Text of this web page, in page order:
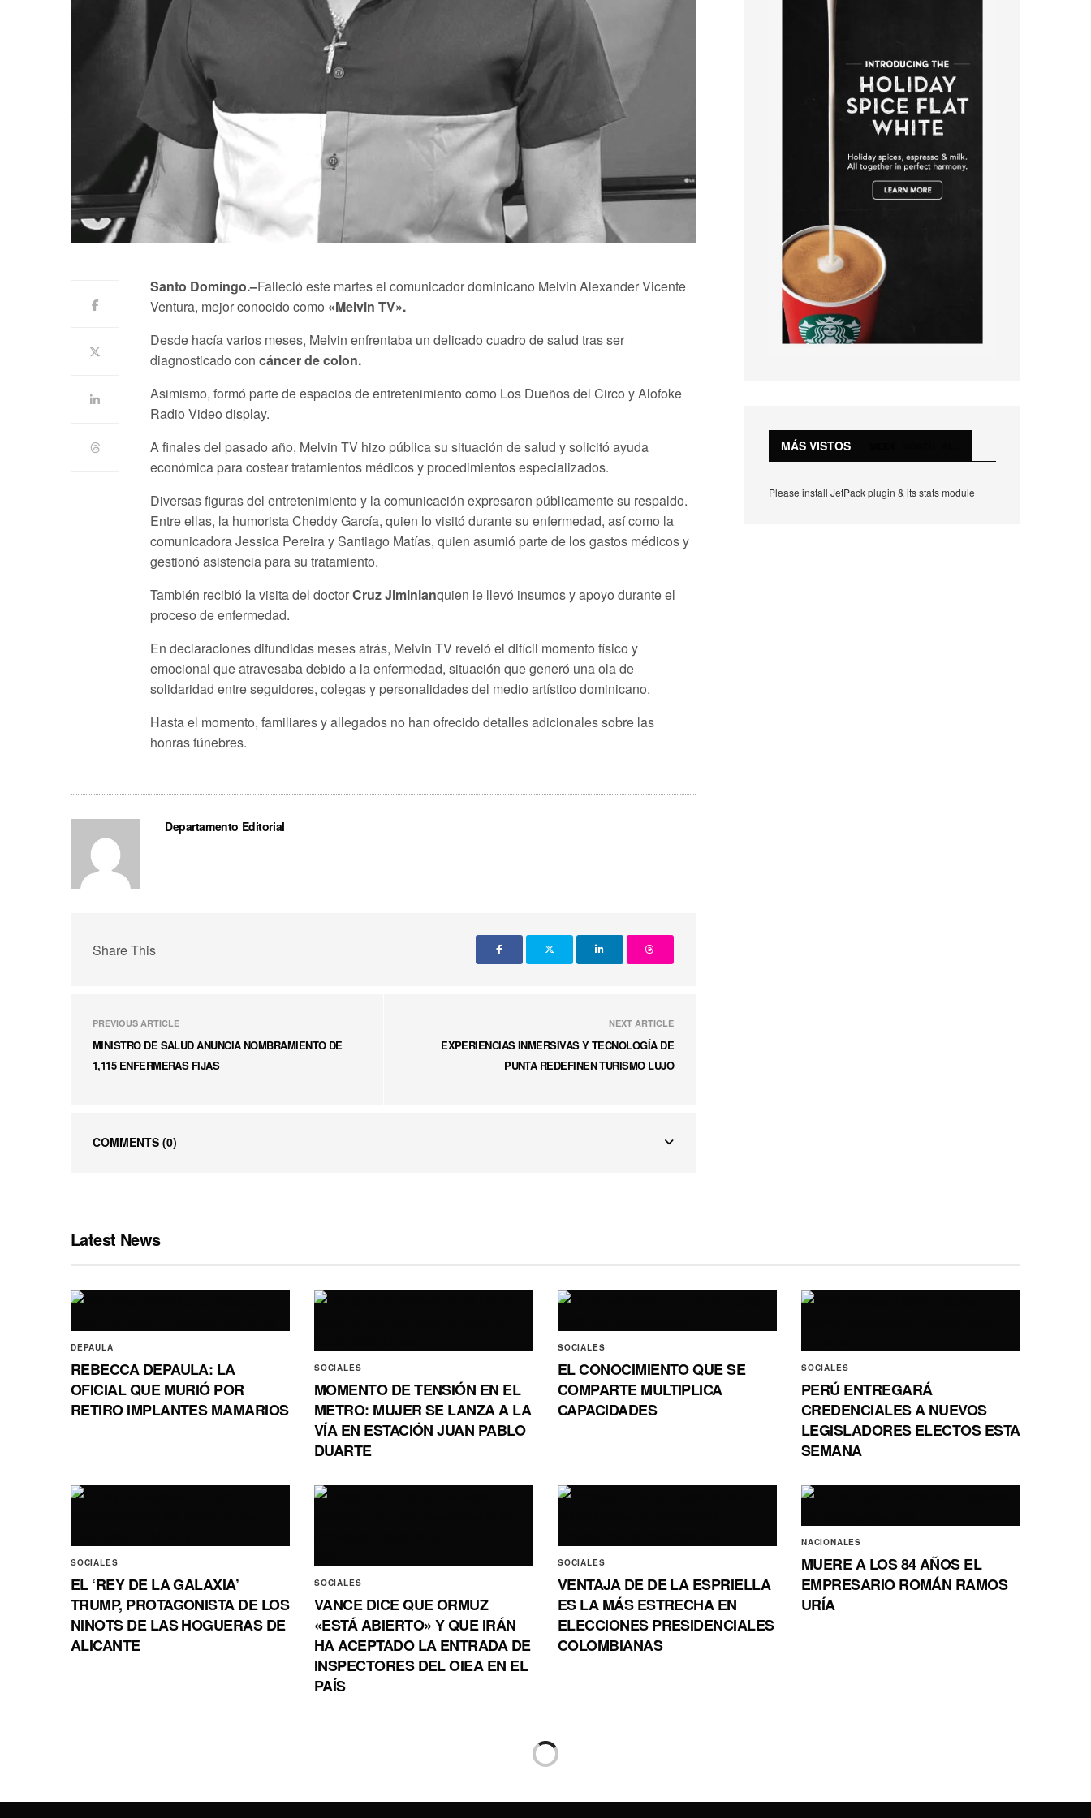
Santo Domingo.–Falleció este martes el comunicador dominicano Melvin Alexander Vicente
Ventura, mejor conocido como «Melvin TV».
Desde hacía varios meses, Melvin enfrentaba un delicado cuadro de salud tras ser
diagnosticado concáncer de colon.
Asimismo, formó parte de espacios de entretenimiento como Los Dueños del Circo y Alofoke
Radio Video display.
A finales del pasado año, Melvin TV hizo pública su situación de salud y solicitó ayuda
económica para costear tratamientos médicos y procedimientos especializados.
Diversas figuras del entretenimiento y la comunicación expresaron públicamente su respaldo.
Entre ellas, la humorista Cheddy García, quien lo visitó durante su enfermedad, así como la
comunicadora Jessica Pereira y Santiago Matías, quien asumió parte de los gastos médicos y
gestionó asistencia para su tratamiento.
También recibió la visita del doctorCruz Jiminianquien le llevó insumos y apoyo durante el
proceso de enfermedad.
En declaraciones difundidas meses atrás, Melvin TV reveló el difícil momento físico y
emocional que atravesaba debido a la enfermedad, situación que generó una ola de
solidaridad entre seguidores, colegas y personalidades del medio artístico dominicano.
Hasta el momento, familiares y allegados no han ofrecido detalles adicionales sobre las
honras fúnebres.
Departamento Editorial
Share This
PREVIOUS ARTICLE
MINISTRO DE SALUD ANUNCIA NOMBRAMIENTO DE
1,115 ENFERMERAS FIJAS
NEXT ARTICLE
EXPERIENCIAS INMERSIVAS Y TECNOLOGÍA DE
PUNTA REDEFINEN TURISMO LUJO
COMMENTS (0)
MÁS VISTOS
Please install JetPack plugin & its stats module
Latest News
DEPAULA
REBECCA DEPAULA: LA
OFICIAL QUE MURIÓ POR
RETIRO IMPLANTES MAMARIOS
SOCIALES
MOMENTO DE TENSIÓN EN EL
METRO: MUJER SE LANZA A LA
VÍA EN ESTACIÓN JUAN PABLO
DUARTE
SOCIALES
EL CONOCIMIENTO QUE SE
COMPARTE MULTIPLICA
CAPACIDADES
SOCIALES
PERÚ ENTREGARÁ
CREDENCIALES A NUEVOS
LEGISLADORES ELECTOS ESTA
SEMANA
SOCIALES
EL ‘REY DE LA GALAXIA’
TRUMP, PROTAGONISTA DE LOS
NINOTS DE LAS HOGUERAS DE
ALICANTE
SOCIALES
VANCE DICE QUE ORMUZ
«ESTÁ ABIERTO» Y QUE IRÁN
HA ACEPTADO LA ENTRADA DE
INSPECTORES DEL OIEA EN EL
PAÍS
SOCIALES
VENTAJA DE DE LA ESPRIELLA
ES LA MÁS ESTRECHA EN
ELECCIONES PRESIDENCIALES
COLOMBIANAS
NACIONALES
MUERE A LOS 84 AÑOS EL
EMPRESARIO ROMÁN RAMOS
URÍA